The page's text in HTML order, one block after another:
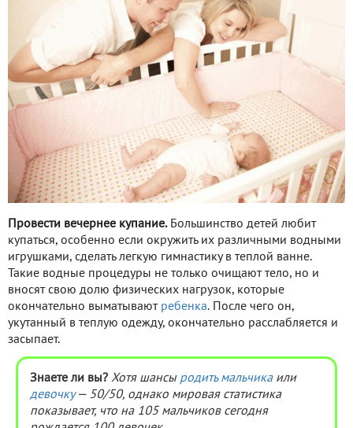
Провести вечернее купание.Большинство детей любит
купаться, особенно если окружить их различными водными
игрушками, сделать легкую гимнастику в теплой ванне.
Такие водные процедуры не только очищают тело, но и
вносят свою долю физических нагрузок, которые
окончательно выматывают ребенка. После чего он,
укутанный в теплую одежду, окончательно расслабляется и
засыпает.
Знаете ли вы? Хотя шансы родить мальчикаили
девочку — 50/50, однако мировая статистика
показывает, что на 105 мальчиков сегодня